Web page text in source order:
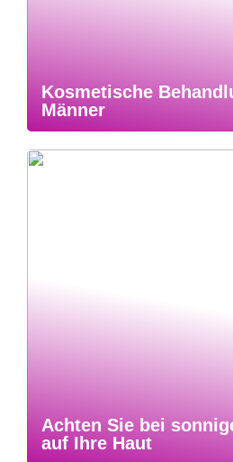
Kosmetische
Männer
Achten Sie bei
auf Ihre Haut